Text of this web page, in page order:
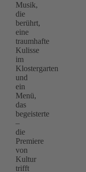
Musik,
die
berührt,
eine
traumhafte
Kulisse
im
Klostergarten
und
ein
Menü,
das
begeisterte
–
die
Premiere
von
Kultur
trifft